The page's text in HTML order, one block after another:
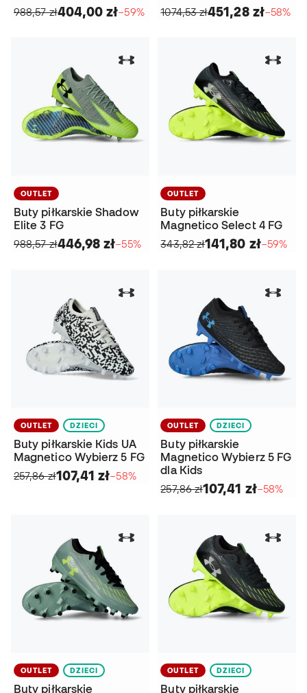
988,57 zł404,00 zł−59%
1074,53 zł451,28 zł−58%
OUTLET
Buty piłkarskie Shadow
Elite 3 FG
988,57 zł446,98 zł−55%
OUTLET
Buty piłkarskie
Magnetico Select 4 FG
343,82 zł141,80 zł−59%
OUTLET DZIECI
Buty piłkarskie Kids UA
Magnetico Wybierz 5 FG
257,86 zł107,41 zł−58%
OUTLET DZIECI
Buty piłkarskie
Magnetico Wybierz 5 FG
dla Kids
257,86 zł107,41 zł−58%
OUTLET DZIECI
Buty piłkarskie
OUTLET DZIECI
Buty piłkarskie